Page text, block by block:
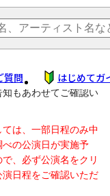
質問 はじめてガ
下公演日リンクから
もあわせてご確認い
は、一部日程のみ中
の公演日が実施予
、必ず公演名をクリ
日程をご確認いただ